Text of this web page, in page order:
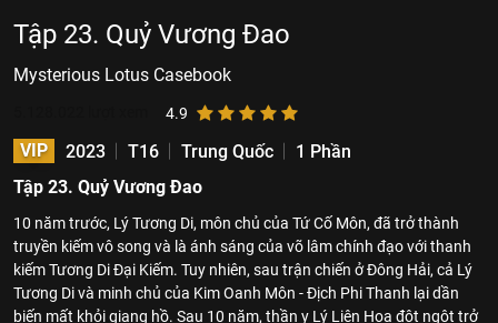
Tập 23. Quỷ Vương Đao
Mysterious Lotus Casebook
4.9
VIP 2023 T16 Trung Quốc
1 Phần
Tập 23. Quỷ Vương Đao
10 năm trước, Lý Tương Di, môn chủ của Tứ Cố Môn, đã trở thành
truyền kiếm vô song và là ánh sáng của võ lâm chính đạo với thanh
kiếm Tương Di Đại Kiếm. Tuy nhiên, sau trận chiến ở Đông Hải, cả Lý
Tương Di và minh chủ của Kim Oanh Môn - Địch Phi Thanh lại dần
biến mất khỏi giang hồ. Sau 10 năm, thần y Lý Liên Hoa đột ngột trở